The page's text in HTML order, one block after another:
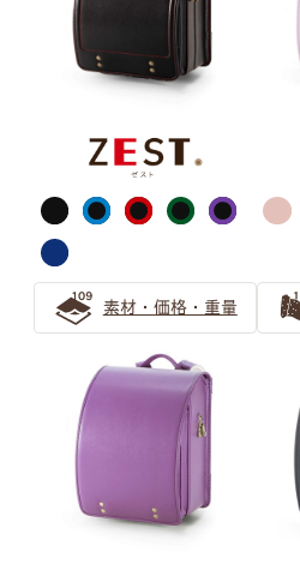
ピンク
ブルー・ネイビー
素材・価格・重量